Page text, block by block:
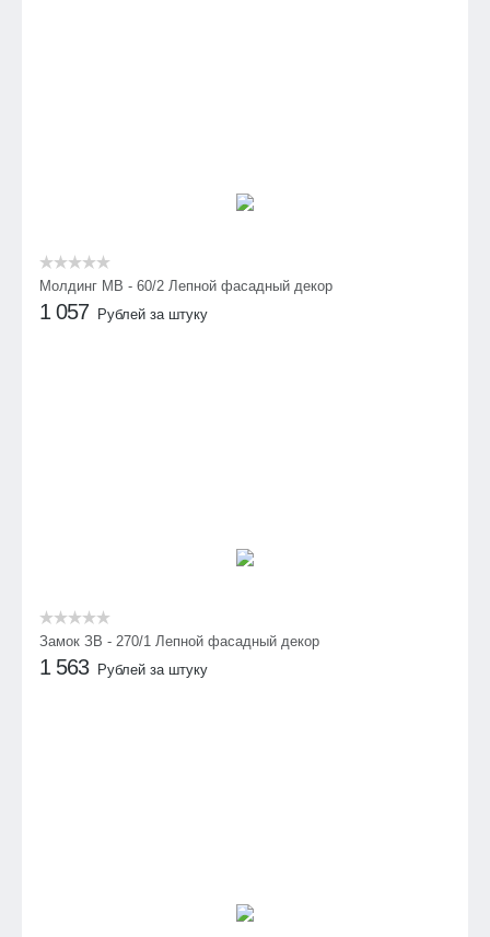
Молдинг МВ - 60/2 Лепной фасадный декор
1 057 Рублей за штуку
Замок ЗВ - 270/1 Лепной фасадный декор
1 563 Рублей за штуку